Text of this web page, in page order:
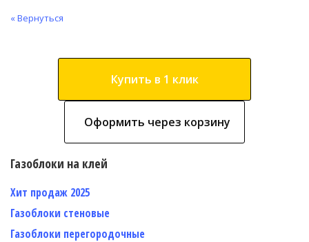
« Вернуться
Купить в 1 клик
Оформить через корзину
Газоблоки на клей
Хит продаж 2025
Газоблоки стеновые
Газоблоки перегородочные